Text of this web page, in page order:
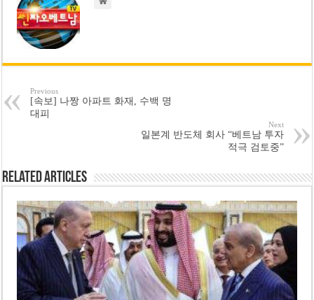
Previous
[속보] 나짱 아파트 화재, 수백 명
대피
Next
일본계 반도체 회사 “베트남 투자
적극 검토중”
Related Articles